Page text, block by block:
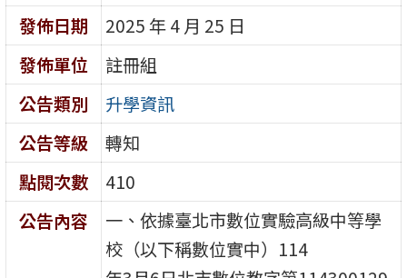
發佈日期
2025 年 4 月 25 日
發佈單位
註冊組
公告類別
升學資訊
公告等級
轉知
點閱次數
410
公告內容
一、依據臺北市數位實驗高級中等學
校（以下稱數位實中）114